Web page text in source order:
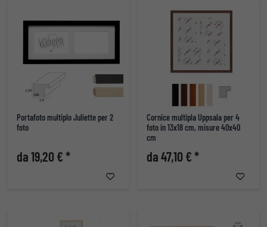
Portafoto multiplo Juliette per 2
foto
da 19,20 € *
Cornice multipla Uppsala per 4
foto in 13x18 cm, misure 40x40
cm
da 47,10 € *